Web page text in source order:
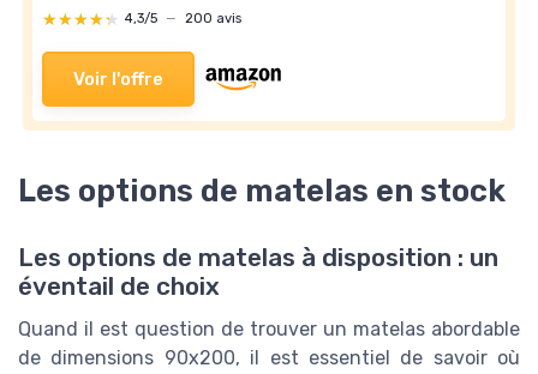
★★★★★
★★★★★ 4,3/5 — 200 avis
Voir l'offre
Les options de matelas en stock
Les options de matelas à disposition : un
éventail de choix
Quand il est question de trouver un matelas abordable
de dimensions 90x200, il est essentiel de savoir où